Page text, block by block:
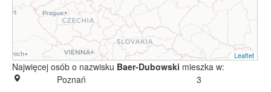
Leaflet
Najwięcej osób o nazwisku Baer-Dubowski mieszka w:
Poznań
3